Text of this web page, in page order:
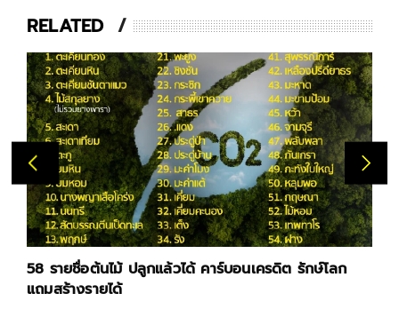
RELATED
58 รายชื่อต้นไม้ ปลูกแล้วได้ คาร์บอนเครดิต รักษ์โลก
แถมสร้างรายได้